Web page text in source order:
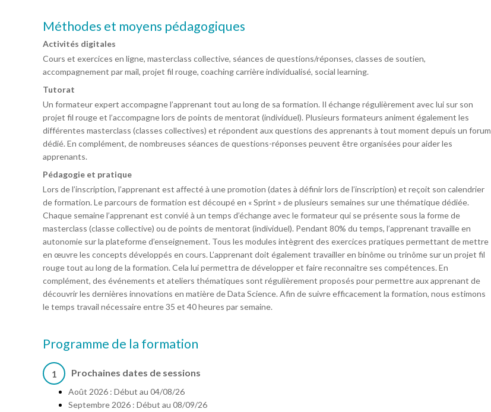
Méthodes et moyens pédagogiques
Activités digitales
Cours et exercices en ligne, masterclass collective, séances de questions/réponses, classes de soutien,
accompagnement par mail, projet fil rouge, coaching carrière individualisé, social learning.
Tutorat
Un formateur expert accompagne l’apprenant tout au long de sa formation. Il échange régulièrement avec lui sur son
projet fil rouge et l’accompagne lors de points de mentorat (individuel). Plusieurs formateurs animent également les
différentes masterclass (classes collectives) et répondent aux questions des apprenants à tout moment depuis un forum
dédié. En complément, de nombreuses séances de questions-réponses peuvent être organisées pour aider les
apprenants.
Pédagogie et pratique
Lors de l’inscription, l’apprenant est affecté à une promotion (dates à définir lors de l’inscription) et reçoit son calendrier
de formation. Le parcours de formation est découpé en « Sprint » de plusieurs semaines sur une thématique dédiée.
Chaque semaine l’apprenant est convié à un temps d’échange avec le formateur qui se présente sous la forme de
masterclass (classe collective) ou de points de mentorat (individuel). Pendant 80% du temps, l’apprenant travaille en
autonomie sur la plateforme d’enseignement. Tous les modules intègrent des exercices pratiques permettant de mettre
en œuvre les concepts développés en cours. L’apprenant doit également travailler en binôme ou trinôme sur un projet fil
rouge tout au long de la formation. Cela lui permettra de développer et faire reconnaitre ses compétences. En
complément, des événements et ateliers thématiques sont régulièrement proposés pour permettre aux apprenant de
découvrir les dernières innovations en matière de Data Science. Afin de suivre efficacement la formation, nous estimons
le temps travail nécessaire entre 35 et 40 heures par semaine.
Programme de la formation
1 Prochaines dates de sessions
Août 2026 : Début au 04/08/26
Septembre 2026 : Début au 08/09/26